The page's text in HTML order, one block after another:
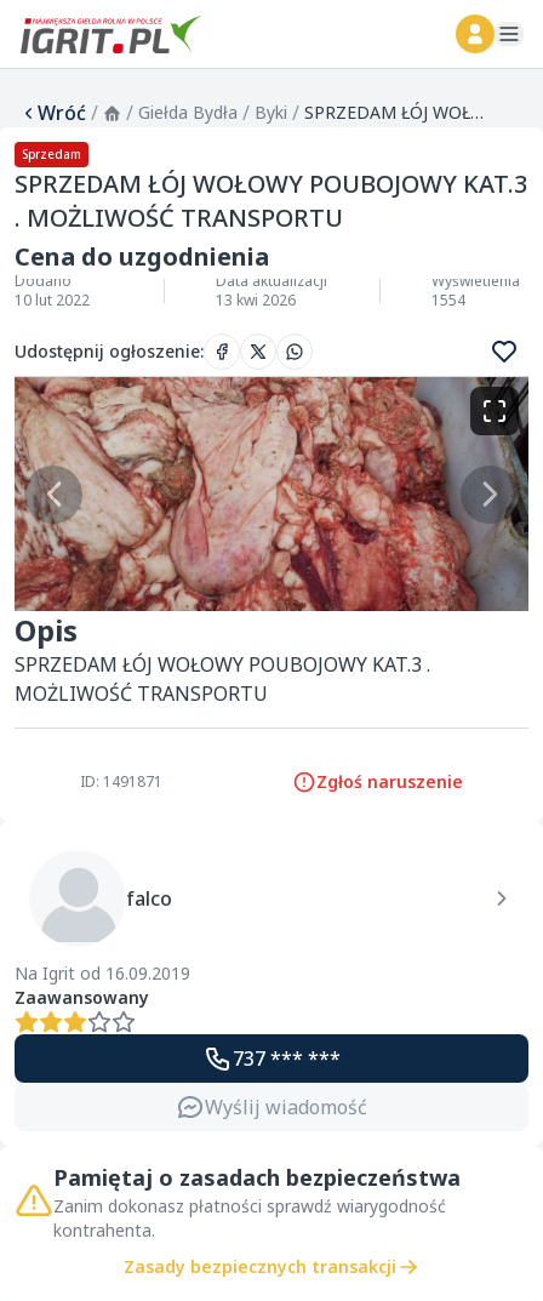
Wróć/ / Giełda Bydła / Byki / SPRZEDAM ŁÓJ WOŁOWY POUBOJOWY KAT.3 . MOŻLIWOŚĆ TRANSPORTU
Sprzedam
SPRZEDAM ŁÓJ WOŁOWY POUBOJOWY KAT.3
. MOŻLIWOŚĆ TRANSPORTU
Cena do uzgodnienia
Dodano
10 lut 2022
Data aktualizacji
13 kwi 2026
Wyświetlenia
1554
Udostępnij ogłoszenie:
Opis
SPRZEDAM ŁÓJ WOŁOWY POUBOJOWY KAT.3 .
MOŻLIWOŚĆ TRANSPORTU
ID: 1491871 Zgłoś naruszenie
falco
Na Igrit od 16.09.2019
Zaawansowany
737 *** ***
Wyślij wiadomość
Pamiętaj o zasadach bezpieczeństwa
Zanim dokonasz płatności sprawdź wiarygodność
kontrahenta.
Zasady bezpiecznych transakcji